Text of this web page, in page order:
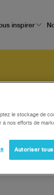
inspirer
le stockage de
à nos efforts de
Autoriser